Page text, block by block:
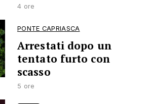
4 ore
PONTE CAPRIASCA
Arrestati dopo un
tentato furto con
scasso
5 ore